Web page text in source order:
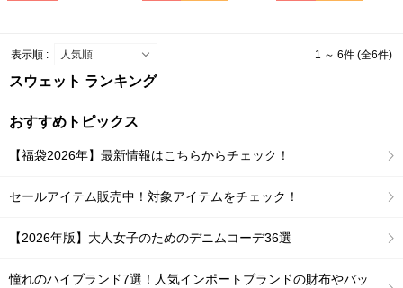
表示順 : 1 ～ 6件 (全6件)
スウェット ランキング
おすすめトピックス
【福袋2026年】最新情報はこちらからチェック！
セールアイテム販売中！対象アイテムをチェック！
【2026年版】大人女子のためのデニムコーデ36選
憧れのハイブランド7選！人気インポートブランドの財布やバッ